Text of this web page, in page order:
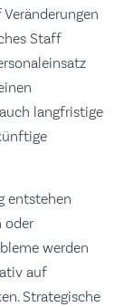
Staff
langfristige
entstehen
oder
werden
auf
Strategische